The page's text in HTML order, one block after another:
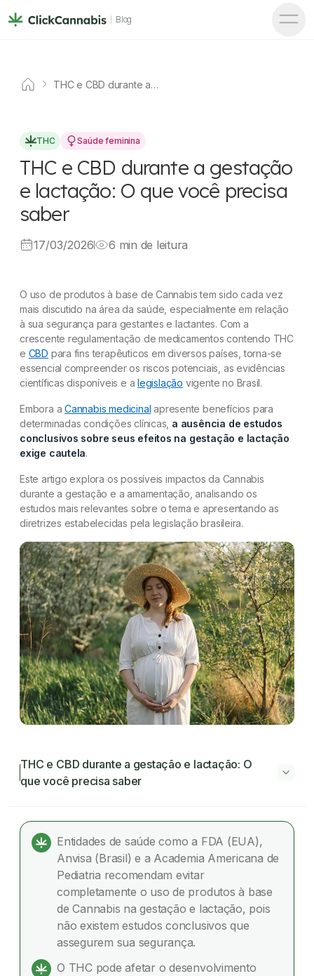
Blog
THC e CBD durante a
THC Saúde feminina
THC e CBD durante a gestação
e lactação: O que você precisa
saber
17/03/2026 6 min de leitura
O uso de produtos à base de Cannabis tem sido cada vez
mais discutido na área da saúde, especialmente em relação
à sua segurança para gestantes e lactantes. Com a
crescente regulamentação de medicamentos contendo THC
e CBD para fins terapêuticos em diversos países, torna-se
essencial compreender os riscos potenciais, as evidências
científicas disponíveis e alegislação vigente no Brasil.
Embora aCannabis medicinal apresente benefícios para
determinadas condições clínicas, a ausência de estudos
conclusivos sobre seus efeitos na gestação e lactação
exige cautela.
Este artigo explora os possíveis impactos da Cannabis
durante a gestação e a amamentação, analisando os
estudos mais relevantes sobre o tema e apresentando as
diretrizes estabelecidas pela legislação brasileira.
THC e CBD durante a gestação e lactação: O
que você precisa saber
THC e CBD durante a gestação e lactação:
O que você precisa saber
THC e CBD: Efeitos durante a gravidez
Uso de cannabis durante a lactação
Estudos relevantes e referências científicas
Legislação brasileira
Entidades de saúde como a FDA (EUA),
Anvisa (Brasil) e a Academia Americana de
Pediatria recomendam evitar
completamente o uso de produtos à base
de Cannabis na gestação e lactação, pois
não existem estudos conclusivos que
assegurem sua segurança.
O THC pode afetar o desenvolvimento